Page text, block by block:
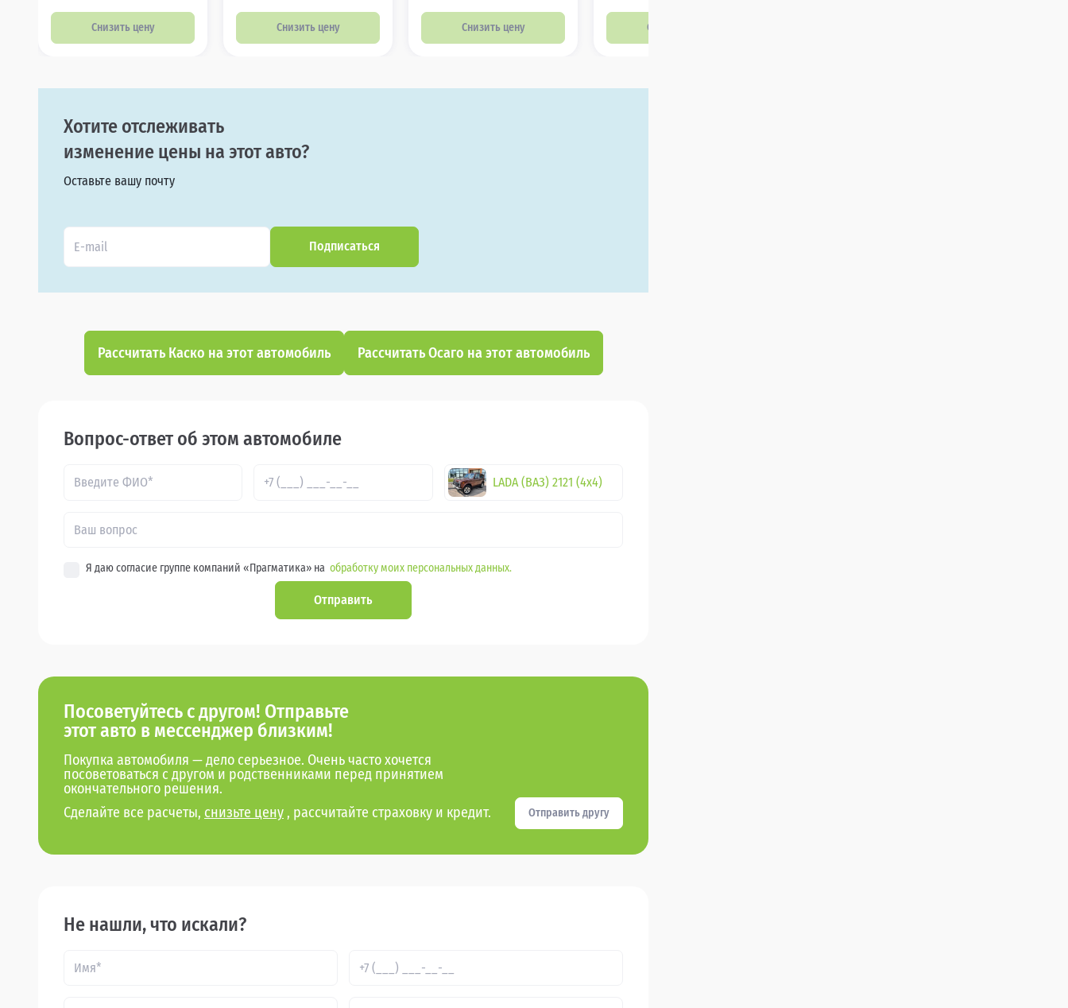
Снизить цену Снизить цену Снизить цену Снизить цену
Хотите отслеживать
изменение цены на этот авто?
Оставьте вашу почту
Подписаться
Рассчитать Каско на этот автомобиль Рассчитать Осаго на этот автомобиль
Вопрос-ответ об этом автомобиле
LADA (ВАЗ) 2121 (4x4)
Я даю согласие группе компаний «Прагматика» на обработку моих персональных данных.
Отправить
Посоветуйтесь с другом! Отправьте
этот авто в мессенджер близким!
Покупка автомобиля — дело серьезное. Очень часто хочется
посоветоваться с другом и родственниками перед принятием
окончательного решения.
Сделайте все расчеты, снизьте цену , рассчитайте страховку и кредит. Отправить другу
Не нашли, что искали?